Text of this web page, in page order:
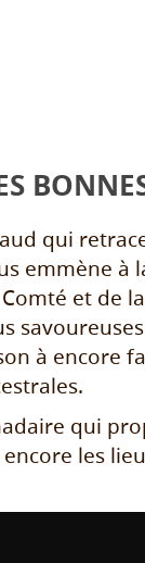
qui
emmène à
et de
à encore
qui
les